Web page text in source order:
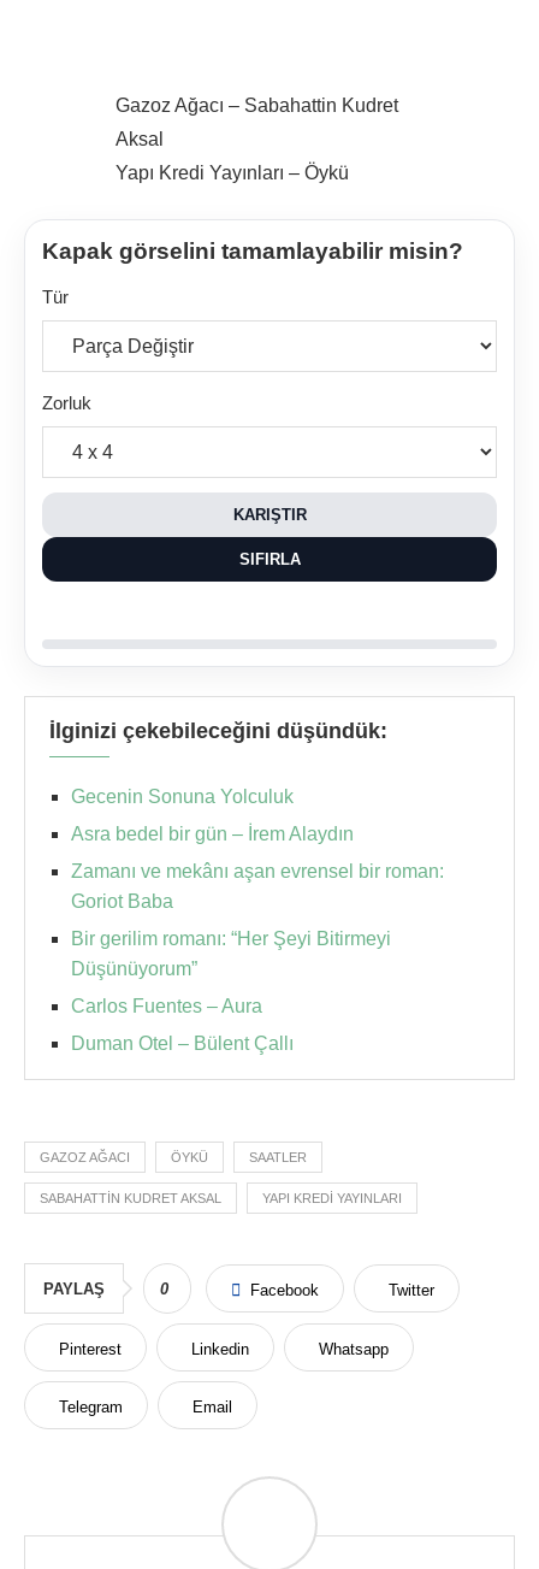
Gazoz Ağacı – Sabahattin Kudret
Aksal
Yapı Kredi Yayınları – Öykü
Kapak görselini tamamlayabilir misin?
Tür
Zorluk
KARIŞTIR
SIFIRLA
İlginizi çekebileceğini düşündük:
Gecenin Sonuna Yolculuk
Asra bedel bir gün – İrem Alaydın
Zamanı ve mekânı aşan evrensel bir roman:
Goriot Baba
Bir gerilim romanı: “Her Şeyi Bitirmeyi
Düşünüyorum”
Carlos Fuentes – Aura
Duman Otel – Bülent Çallı
GAZOZ AĞACI ÖYKÜ SAATLER
SABAHATTIN KUDRET AKSAL YAPI KREDI YAYINLARI
PAYLAŞ 0 Facebook Twitter
Pinterest Linkedin Whatsapp
Telegram Email